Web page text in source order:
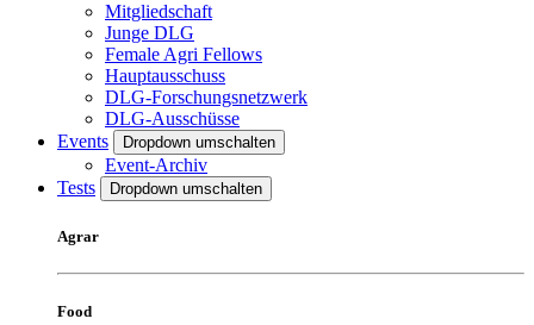
Mitgliedschaft
Junge DLG
Female Agri Fellows
Hauptausschuss
DLG-Forschungsnetzwerk
DLG-Ausschüsse
Events
Dropdown umschalten
Event-Archiv
Tests
Dropdown umschalten
Agrar
Food